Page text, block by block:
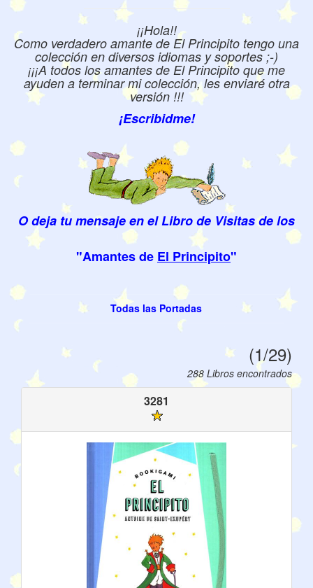
¡¡Hola!!
Como verdadero amante de El Principito tengo una
colección en diversos idiomas y soportes ;-)
¡¡¡A todos los amantes de El Principito que me
ayuden a terminar mi colección, les enviaré otra
versión !!!
¡Escribidme!
O deja tu mensaje en el Libro de Visitas de los
"Amantes de El Principito"
Todas las Portadas
(1/29)
288 Libros encontrados
3281